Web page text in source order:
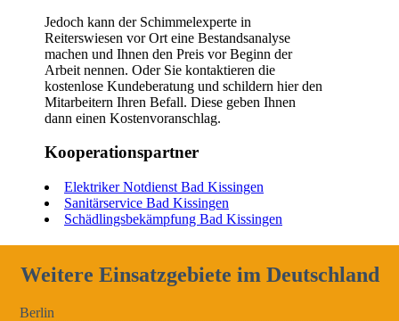
Jedoch kann der Schimmelexperte in
Reiterswiesen vor Ort eine Bestandsanalyse
machen und Ihnen den Preis vor Beginn der
Arbeit nennen. Oder Sie kontaktieren die
kostenlose Kundeberatung und schildern hier den
Mitarbeitern Ihren Befall. Diese geben Ihnen
dann einen Kostenvoranschlag.
Kooperationspartner
Elektriker Notdienst Bad Kissingen
Sanitärservice Bad Kissingen
Schädlingsbekämpfung Bad Kissingen
Weitere Einsatzgebiete im Deutschland
Berlin